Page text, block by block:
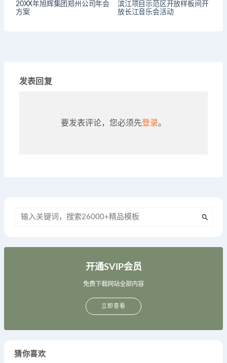
20XX年旭辉集团郑州公司年会
方案
滨江项目示范区开放样板间开
放长江音乐会活动
发表回复
要发表评论，您必须先登录。
开通SVIP会员
免费下载网站全部内容
立即查看
猜你喜欢